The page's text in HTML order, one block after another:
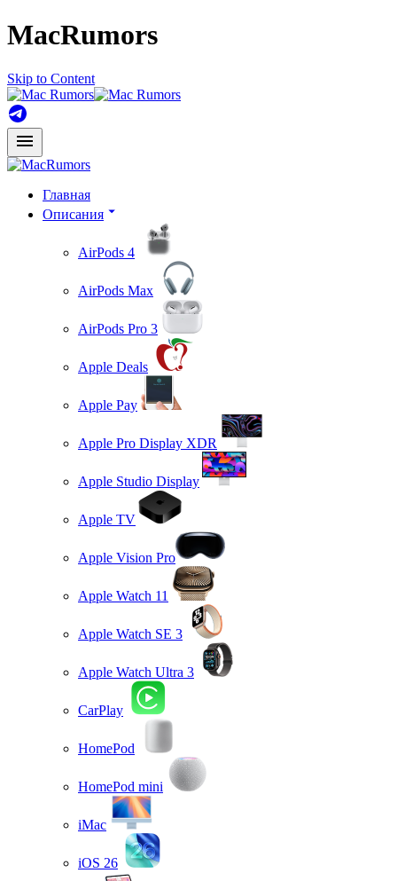
MacRumors
Skip to Content
Главная
Описания
AirPods 4
AirPods Max
AirPods Pro 3
Apple Deals
Apple Pay
Apple Pro Display XDR
Apple Studio Display
Apple TV
Apple Vision Pro
Apple Watch 11
Apple Watch SE 3
Apple Watch Ultra 3
CarPlay
HomePod
HomePod mini
iMac
iOS 26